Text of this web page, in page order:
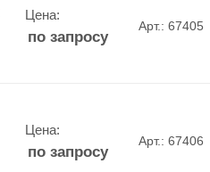
Цена:
по запросу
Арт.: 67405
Цена:
по запросу
Арт.: 67406